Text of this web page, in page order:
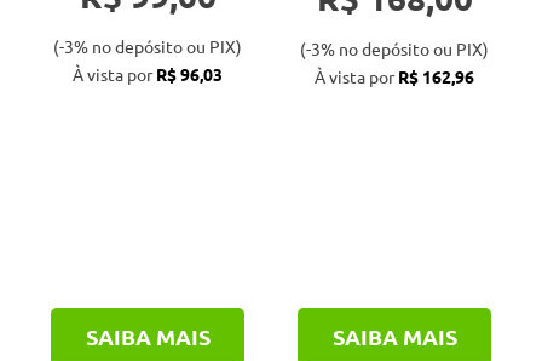
(-3% no depósito ou PIX)
À vista porR$ 96,03
SAIBA MAIS
(-3% no depósito ou PIX)
À vista porR$ 162,96
SAIBA MAIS